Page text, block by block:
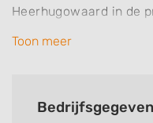
Heerhugowaard in de
via deze pagina
werkzaamheden van
Toon meer